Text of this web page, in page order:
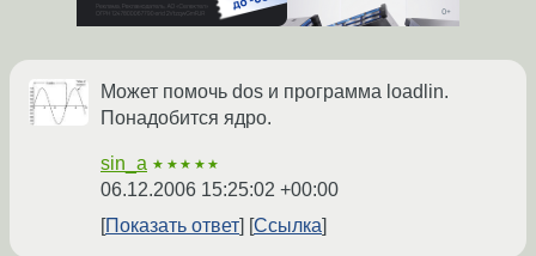
Может помочь dos и программа loadlin.
Понадобится ядро.
sin_a ★★★★★
06.12.2006 15:25:02 +00:00
Показать ответ
Ссылка